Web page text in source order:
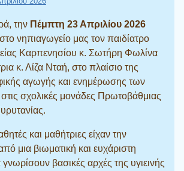
την Πέμπτη 23 Απριλίου 2026
νηπιαγωγείο μας τον παιδίατρο
Καρπενησίου κ. Σωτήρη Φωλίνα
κ. Λίζα Νταή, στο πλαίσιο της
αγωγής και ενημέρωσης των
σχολικές μονάδες Πρωτοβάθμιας
και μαθήτριες είχαν την
μια βιωματική και ευχάριστη
βασικές αρχές της υγιεινής